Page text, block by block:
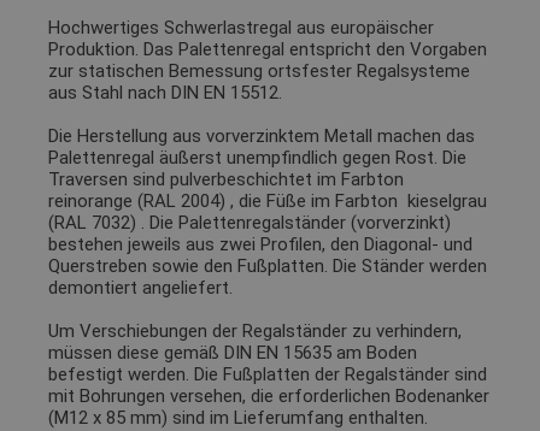
Hochwertiges Schwerlastregal aus europäischer
Produktion. Das Palettenregal entspricht den Vorgaben
zur statischen Bemessung ortsfester Regalsysteme
aus Stahl nach DIN EN 15512.
Die Herstellung aus vorverzinktem Metall machen das
Palettenregal äußerst unempfindlich gegen Rost. Die
Traversen sind pulverbeschichtet im Farbton
reinorange (RAL 2004) , die Füße im Farbton
kieselgrau
(RAL 7032) . Die Palettenregalständer (vorverzinkt)
bestehen jeweils aus zwei Profilen, den Diagonal- und
Querstreben sowie den Fußplatten. Die Ständer werden
demontiert angeliefert.
Um Verschiebungen der Regalständer zu verhindern,
müssen diese gemäß DIN EN 15635 am Boden
befestigt werden. Die Fußplatten der Regalständer sind
mit Bohrungen versehen, die erforderlichen Bodenanker
(M12 x 85 mm) sind im Lieferumfang enthalten.